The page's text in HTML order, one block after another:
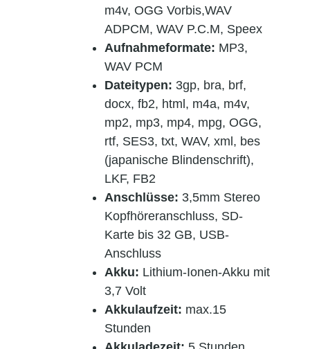
m4v, OGG Vorbis,WAV
ADPCM, WAV P.C.M, Speex
Aufnahmeformate: MP3,
WAV PCM
Dateitypen: 3gp, bra, brf,
docx, fb2, html, m4a, m4v,
mp2, mp3, mp4, mpg, OGG,
rtf, SES3, txt, WAV, xml, bes
(japanische Blindenschrift),
LKF, FB2
Anschlüsse: 3,5mm Stereo
Kopfhöreranschluss, SD-
Karte bis 32 GB, USB-
Anschluss
Akku: Lithium-Ionen-Akku mit
3,7 Volt
Akkulaufzeit: max.15
Stunden